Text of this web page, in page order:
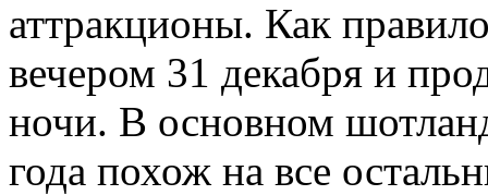
аттракционы. Как
вечером 31 декабря и
ночи. В основном
года похож на все